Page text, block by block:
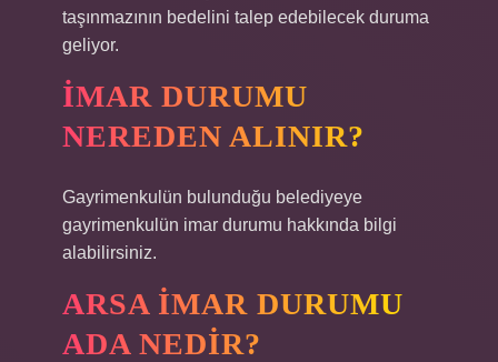
taşınmazının bedelini talep edebilecek duruma
geliyor.
İMAR DURUMU
NEREDEN ALINIR?
Gayrimenkulün bulunduğu belediyeye
gayrimenkulün imar durumu hakkında bilgi
alabilirsiniz.
ARSA IMAR DURUMU
ADA NEDIR?